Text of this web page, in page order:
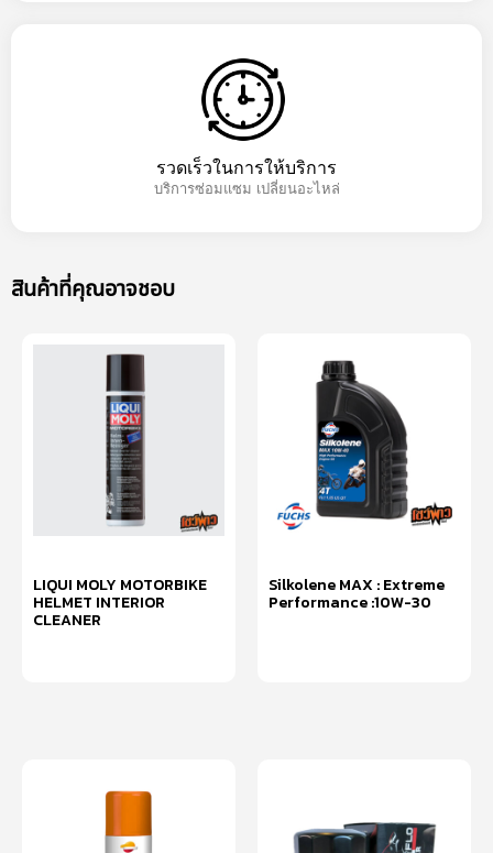
รวดเร็วในการให้บริการ
บริการซ่อมแซม เปลี่ยนอะไหล่
สินค้าที่คุณอาจชอบ
LIQUI MOLY MOTORBIKE
HELMET INTERIOR
CLEANER
Silkolene MAX : Extreme
Performance :10W-30